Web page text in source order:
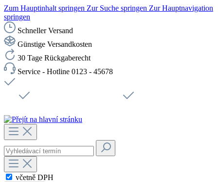
Zum Hauptinhalt springen Zur Suche springen Zur Hauptnavigation
springen
Schneller Versand
Günstige Versandkosten
30 Tage Rückgaberecht
Service - Hotline 0123 - 45678
včetně DPH